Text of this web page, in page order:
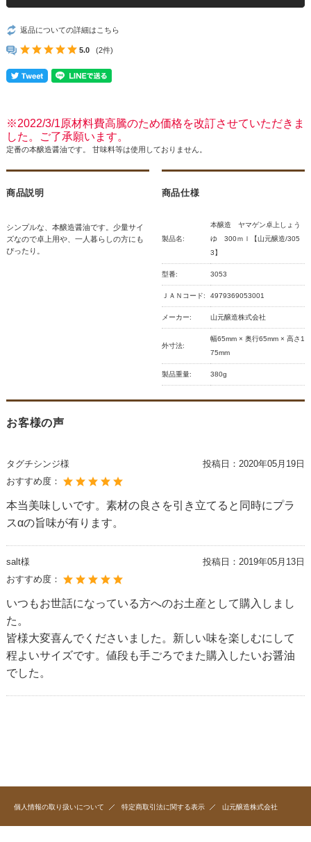
返品についての詳細はこちら
5.0 (2件)
※2022/3/1原材料費高騰のため価格を改訂させていただきま
した。ご了承願います。
定番の本醸造醤油です。 甘味料等は使用しておりません。
商品説明
シンプルな、本醸造醤油です。少量サイ
ズなので卓上用や、一人暮らしの方にも
ぴったり。
商品仕様
製品名:
本醸造 ヤマゲン卓上しょう
ゆ 300ｍｌ【山元醸造/305
3】
型番: 3053
ＪＡＮコード: 4979369053001
メーカー: 山元醸造株式会社
外寸法:
幅65mm × 奥行65mm × 高さ1
75mm
製品重量: 380g
お客様の声
タグチシンジ様 投稿日： 2020年05月19日
おすすめ度：
本当美味しいです。素材の良さを引き立てると同時にプラ
スαの旨味が有ります。
salt様 投稿日： 2019年05月13日
おすすめ度：
いつもお世話になっている方へのお土産として購入しまし
た。
皆様大変喜んでくださいました。新しい味を楽しむにして
程よいサイズです。値段も手ごろでまた購入したいお醤油
でした。
個人情報の取り扱いについて 特定商取引法に関する表示 山元醸造株式会社